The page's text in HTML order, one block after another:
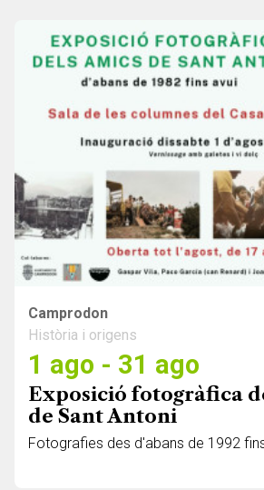
Camprodon
Història i origens
1 ago - 31 ago
Exposició fotogràfica
de Sant Antoni
Fotografies des d'abans de 1992